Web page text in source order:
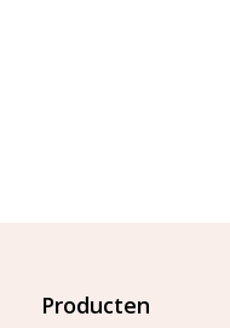
Producten